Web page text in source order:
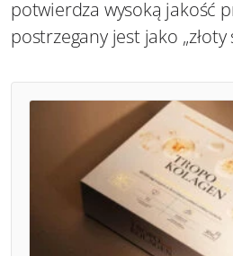
potwierdza wysoką jakość
postrzegany jest jako